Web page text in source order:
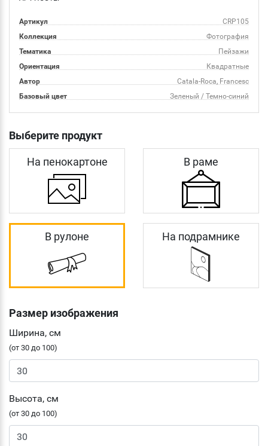
Артикул
CRP105
Коллекция
Фотография
Тематика
Пейзажи
Ориентация
Квадратные
Автор
Catala-Roca, Francesc
Базовый цвет
Зеленый / Темно-синий
Выберите продукт
На пенокартоне В раме
В рулоне На подрамнике
Размер изображения
Ширина, см
(от 30 до 100)
Высота, см
(от 30 до 100)